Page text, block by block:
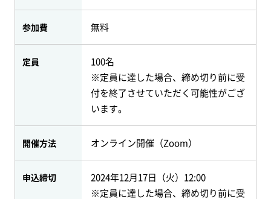
参加費 無料
定員
100名
※定員に達した場合、締め切り前に受
付を終了させていただく可能性がござ
います。
開催方法 オンライン開催（Zoom）
申込締切
2024年12月17日（火）12:00
※定員に達した場合、締め切り前に受